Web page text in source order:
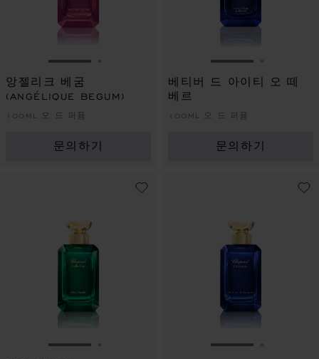
슬라이드로 이동 1
앙젤리크 베굼
(ANGÉLIQUE BEGUM)
100ML 오 드 퍼퓸
문의하기
슬라이드로 이동
베티버 드 아이티 오 떼
베르
100ML 오 드 퍼퓸
문의하기
슬라이드로 이동 1 슬라이드로 이동